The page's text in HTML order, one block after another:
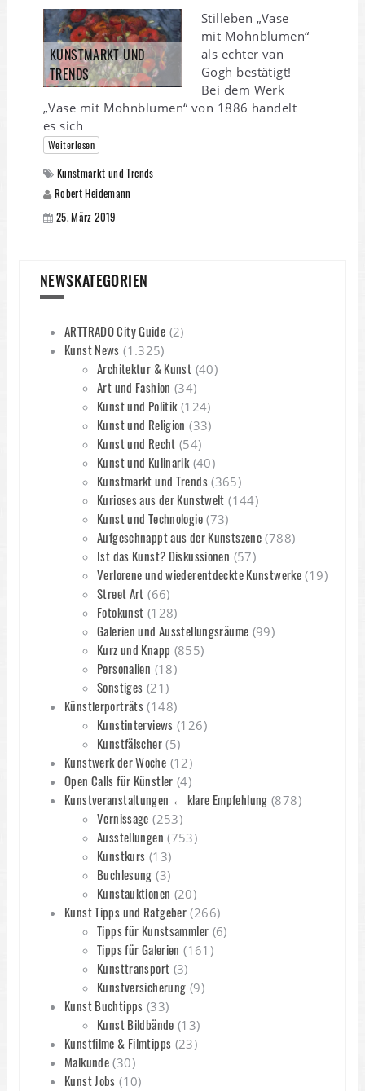
KUNSTMARKT UND
TRENDS
Stilleben „Vase
mit Mohnblumen“
als echter van
Gogh bestätigt!
Bei dem Werk
„Vase mit Mohnblumen“ von 1886 handelt
es sich
Weiterlesen
Kunstmarkt und Trends
Robert Heidemann
25. März 2019
NEWSKATEGORIEN
ARTTRADO City Guide (2)
Kunst News (1.325)
Architektur & Kunst (40)
Art und Fashion (34)
Kunst und Politik(124)
Kunst und Religion (33)
Kunst und Recht (54)
Kunst und Kulinarik(40)
Kunstmarkt und Trends(365)
Kurioses aus der Kunstwelt (144)
Kunst und Technologie(73)
Aufgeschnappt aus der Kunstszene (788)
Ist das Kunst? Diskussionen (57)
Verlorene und wiederentdeckte Kunstwerke (19)
Street Art (66)
Fotokunst (128)
Galerien und Ausstellungsräume (99)
Kurz und Knapp (855)
Personalien (18)
Sonstiges (21)
Künstlerporträts (148)
Kunstinterviews (126)
Kunstfälscher(5)
Kunstwerk der Woche (12)
Open Calls für Künstler (4)
Kunstveranstaltungen ← klare Empfehlung (878)
Vernissage (253)
Ausstellungen (753)
Kunstkurs (13)
Buchlesung (3)
Kunstauktionen (20)
Kunst Tipps und Ratgeber (266)
Tipps für Kunstsammler (6)
Tipps für Galerien (161)
Kunsttransport (3)
Kunstversicherung (9)
Kunst Buchtipps (33)
Kunst Bildbände (13)
Kunstfilme & Filmtipps (23)
Malkunde (30)
Kunst Jobs (10)